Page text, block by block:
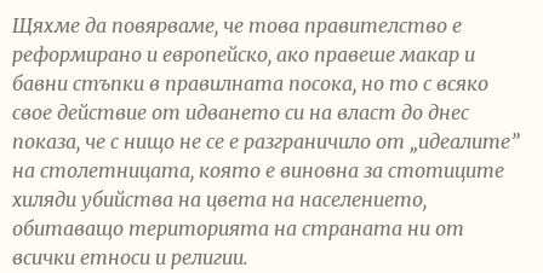
Щяхме да повярваме, че това правителство е
реформирано и европейско, ако правеше макар и
бавни стъпки в правилната посока, но то с всяко
свое действие от идването си на власт до днес
показа, че с нищо не се е разграничило от „идеалите”
на столетницата, която е виновна за стотиците
хиляди убийства на цвета на населението,
обитаващо територията на страната ни от
всички етноси и религии.